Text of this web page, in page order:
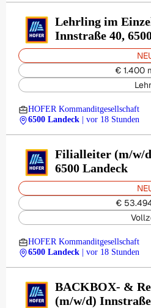
Lehrling im
Innstraße 40,
€ 1.400
HOFER Kommanditgesellschaft
6500 Landeck
| vor 18 Stunden
Filialleiter (m/w/
6500 Landeck
€
HOFER Kommanditgesellschaft
6500 Landeck
| vor 18 Stunden
BACKBOX- &
(m/w/d)